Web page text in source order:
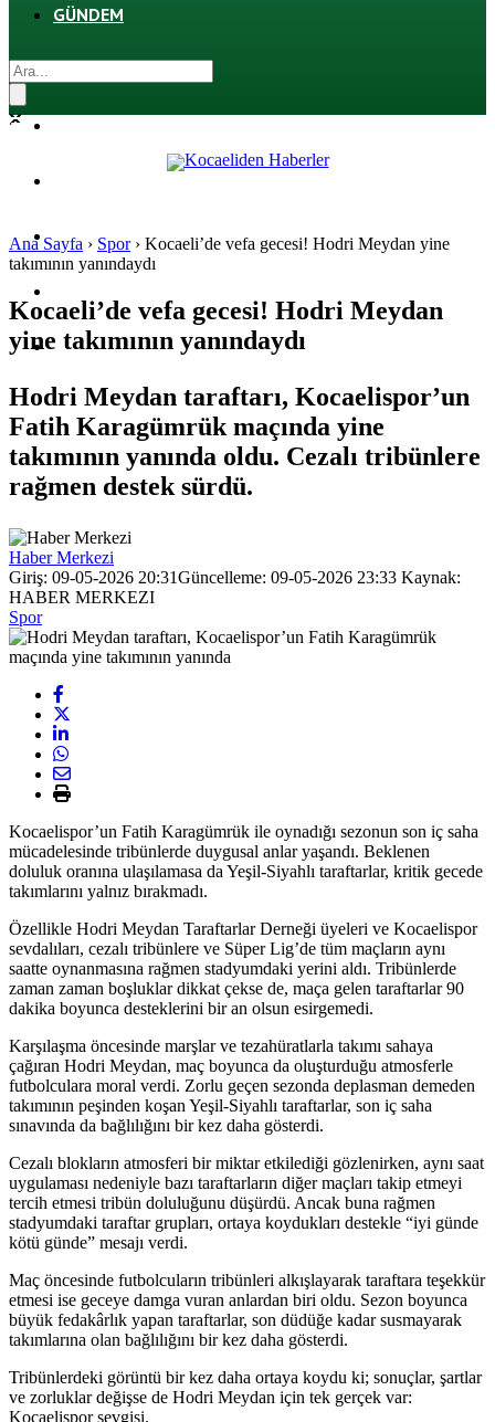
GÜNDEM
SPOR
SAĞLIK
Ana Sayfa › Spor› Kocaeli’de vefa gecesi! Hodri Meydan yine
takımının yanındaydı
Kocaeli’de vefa gecesi! Hodri Meydan
yine takımının yanındaydı
Hodri Meydan taraftarı, Kocaelispor’un
Fatih Karagümrük maçında yine
takımının yanında oldu. Cezalı tribünlere
rağmen destek sürdü.
Haber Merkezi
Giriş: 09-05-2026 20:31Güncelleme: 09-05-2026 23:33 Kaynak:
HABER MERKEZI
Spor
Kocaelispor’un Fatih Karagümrük ile oynadığı sezonun son iç saha
mücadelesinde tribünlerde duygusal anlar yaşandı. Beklenen
doluluk oranına ulaşılamasa da Yeşil-Siyahlı taraftarlar, kritik gecede
takımlarını yalnız bırakmadı.
Özellikle Hodri Meydan Taraftarlar Derneği üyeleri ve Kocaelispor
sevdalıları, cezalı tribünlere ve Süper Lig’de tüm maçların aynı
saatte oynanmasına rağmen stadyumdaki yerini aldı. Tribünlerde
zaman zaman boşluklar dikkat çekse de, maça gelen taraftarlar 90
dakika boyunca desteklerini bir an olsun esirgemedi.
Karşılaşma öncesinde marşlar ve tezahüratlarla takımı sahaya
çağıran Hodri Meydan, maç boyunca da oluşturduğu atmosferle
futbolculara moral verdi. Zorlu geçen sezonda deplasman demeden
takımının peşinden koşan Yeşil-Siyahlı taraftarlar, son iç saha
sınavında da bağlılığını bir kez daha gösterdi.
Cezalı blokların atmosferi bir miktar etkilediği gözlenirken, aynı saat
uygulaması nedeniyle bazı taraftarların diğer maçları takip etmeyi
tercih etmesi tribün doluluğunu düşürdü. Ancak buna rağmen
stadyumdaki taraftar grupları, ortaya koydukları destekle “iyi günde
kötü günde” mesajı verdi.
Maç öncesinde futbolcuların tribünleri alkışlayarak taraftara teşekkür
etmesi ise geceye damga vuran anlardan biri oldu. Sezon boyunca
büyük fedakârlık yapan taraftarlar, son düdüğe kadar susmayarak
takımlarına olan bağlılığını bir kez daha gösterdi.
Tribünlerdeki görüntü bir kez daha ortaya koydu ki; sonuçlar, şartlar
ve zorluklar değişse de Hodri Meydan için tek gerçek var:
Kocaelispor sevgisi.